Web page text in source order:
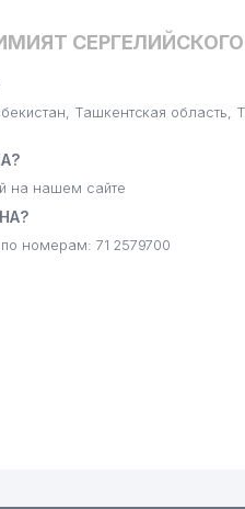
Ташкентская
на нашем сайте
номерам: 71 2579700